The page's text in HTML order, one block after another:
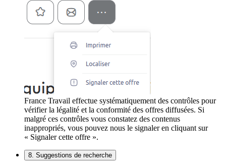
France Travail effectue systématiquement des contrôles pour
vérifier la légalité et la conformité des offres diffusées. Si
malgré ces contrôles vous constatez des contenus
inappropriés, vous pouvez nous le signaler en cliquant sur
« Signaler cette offre ».
8. Suggestions de recherche